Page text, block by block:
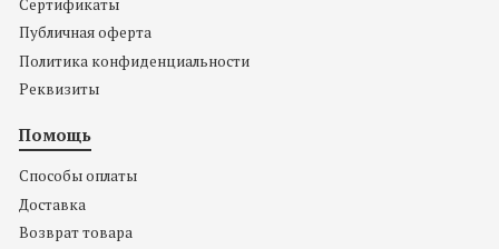
Публичная оферта
Политика конфиденциальности
Реквизиты
Помощь
Способы оплаты
Доставка
Возврат товара